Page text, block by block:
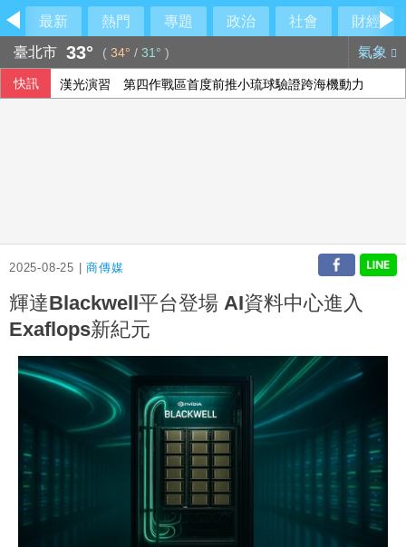
最新 熱門 專題 政治 社會
財經
臺北市 33° ( 34° / 31° ) 氣象
快訊 漢光演習 第四作戰區首度前推小琉球驗證跨海機動力
2025-08-25 |商傳媒
輝達Blackwell平台登場 AI資料中心進入
Exaflops新紀元